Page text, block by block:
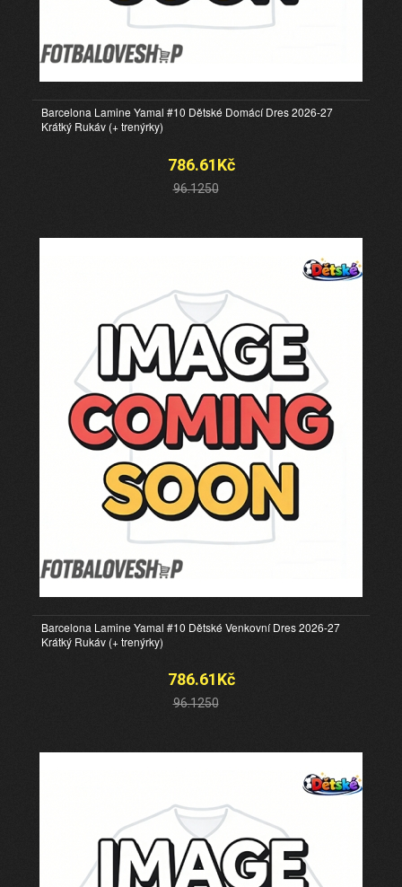
Barcelona Lamine Yamal #10 Dětské Domácí Dres 2026-27
Krátký Rukáv (+ trenýrky)
786.61Kč
96.1250
Barcelona Lamine Yamal #10 Dětské Venkovní Dres 2026-27
Krátký Rukáv (+ trenýrky)
786.61Kč
96.1250